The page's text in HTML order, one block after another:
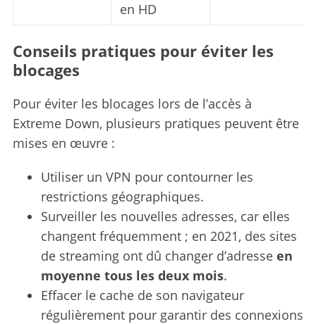
en HD
Conseils pratiques pour éviter les
blocages
Pour éviter les blocages lors de l’accès à
Extreme Down, plusieurs pratiques peuvent être
mises en œuvre :
Utiliser un VPN pour contourner les
restrictions géographiques.
Surveiller les nouvelles adresses, car elles
changent fréquemment ; en 2021, des sites
de streaming ont dû changer d’adresse en
moyenne tous les deux mois.
Effacer le cache de son navigateur
régulièrement pour garantir des connexions
f
o
r